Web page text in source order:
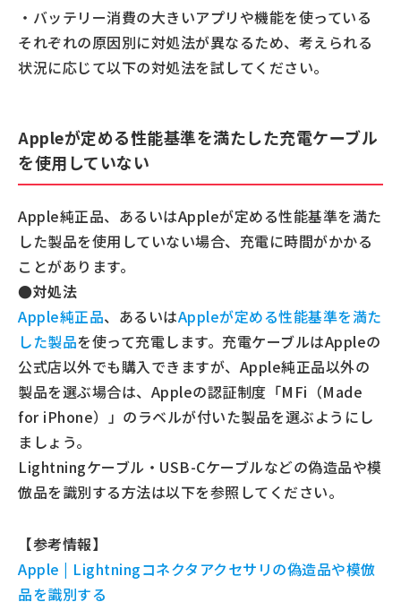
・バッテリー消費の大きいアプリや機能を使っている
それぞれの原因別に対処法が異なるため、考えられる
状況に応じて以下の対処法を試してください。
Appleが定める性能基準を満たした充電ケーブル
を使用していない
Apple純正品、あるいはAppleが定める性能基準を満た
した製品を使用していない場合、充電に時間がかかる
ことがあります。
●対処法
Apple純正品、あるいはAppleが定める性能基準を満た
した製品を使って充電します。充電ケーブルはAppleの
公式店以外でも購入できますが、Apple純正品以外の
製品を選ぶ場合は、Appleの認証制度「MFi（Made
for iPhone）」のラベルが付いた製品を選ぶようにし
ましょう。
Lightningケーブル・USB-Cケーブルなどの偽造品や模
倣品を識別する方法は以下を参照してください。
【参考情報】
Apple | Lightningコネクタアクセサリの偽造品や模倣
品を識別する